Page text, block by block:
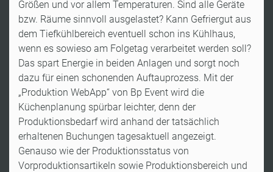
Größen und vor allem Temperaturen. Sind alle Geräte
bzw. Räume sinnvoll ausgelastet? Kann Gefriergut aus
dem Tiefkühlbereich eventuell schon ins Kühlhaus,
wenn es sowieso am Folgetag verarbeitet werden soll?
Das spart Energie in beiden Anlagen und sorgt noch
dazu für einen schonenden Auftauprozess. Mit der
„Produktion WebApp“ von Bp Event wird die
Küchenplanung spürbar leichter, denn der
Produktionsbedarf wird anhand der tatsächlich
erhaltenen Buchungen tagesaktuell angezeigt.
Genauso wie der Produktionsstatus von
Vorproduktionsartikeln sowie Produktionsbereich und